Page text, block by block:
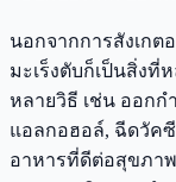
นอกจากการสังเกต
มะเร็งตับก็เป็นสิ่งที่
หลายวิธี เช่น ออกก
แอลกอฮอล์, ฉีดวัค
อาหารที่ดีต่อสุขภา